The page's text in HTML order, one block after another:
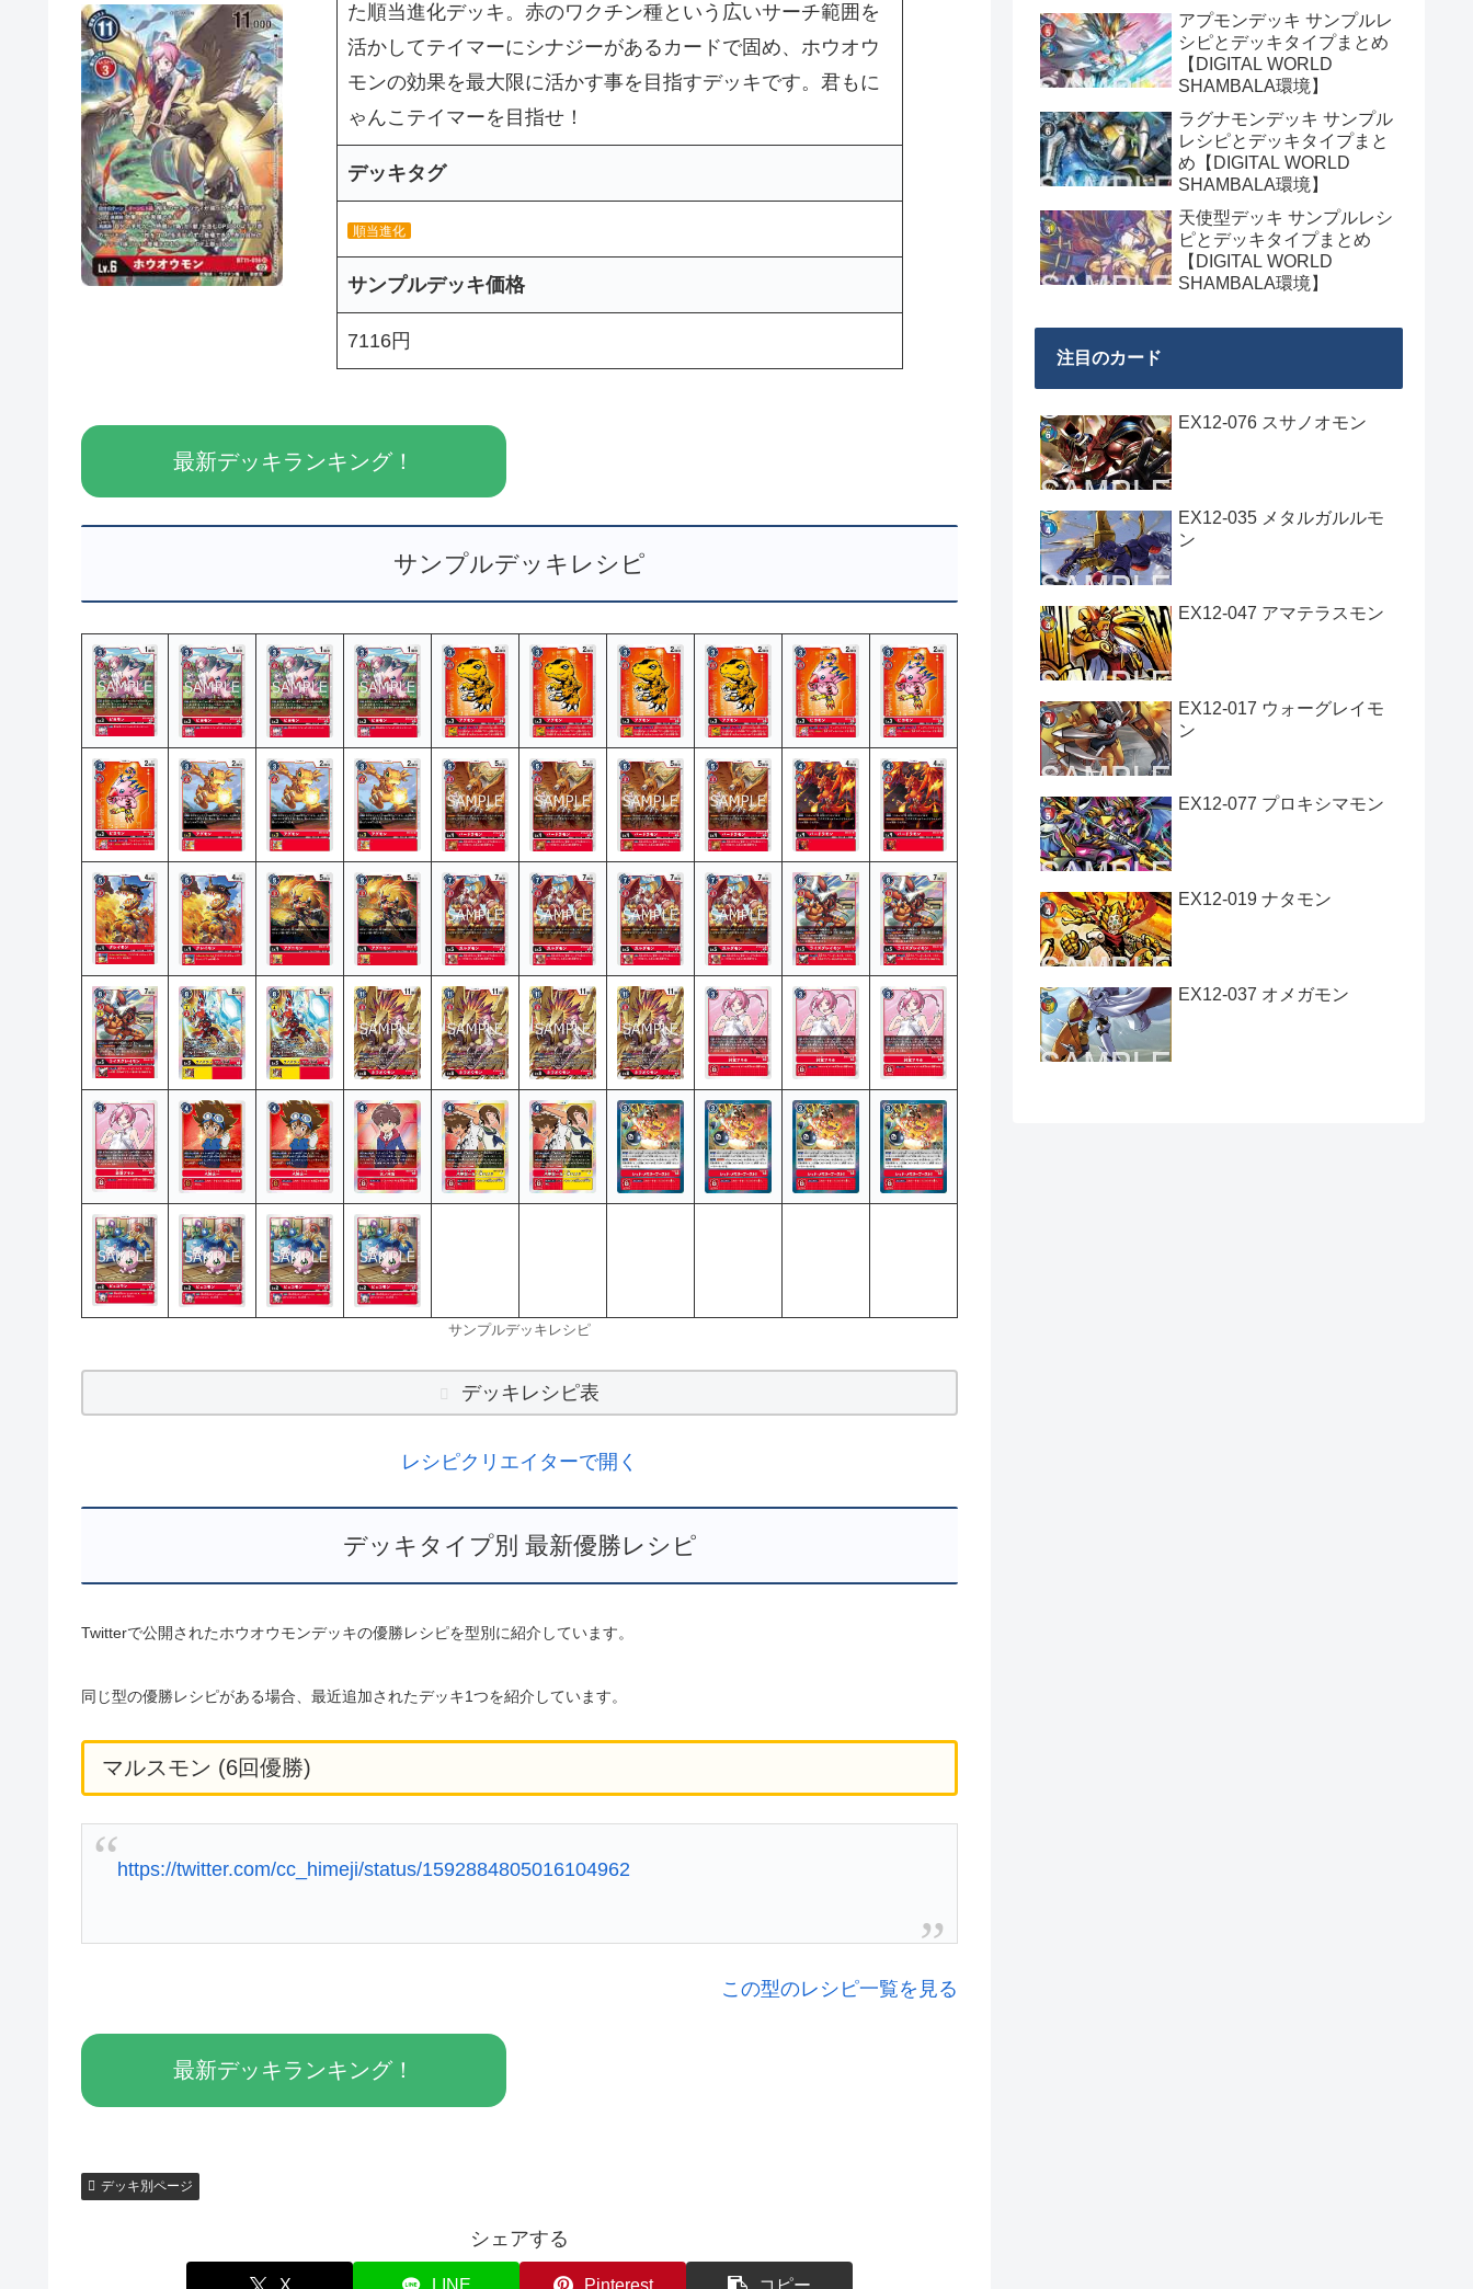
た順当進化デッキ。赤のワクチン種という広いサーチ範囲を
活かしてテイマーにシナジーがあるカードで固め、ホウオウ
モンの効果を最大限に活かす事を目指すデッキです。君もに
ゃんこテイマーを目指せ！
デッキタグ
順当進化
サンプルデッキ価格
7116円
最新デッキランキング！
サンプルデッキレシピ
サンプルデッキレシピ
デッキレシピ表
レシピクリエイターで開く
デッキタイプ別 最新優勝レシピ
Twitterで公開されたホウオウモンデッキの優勝レシピを型別に紹介しています。
同じ型の優勝レシピがある場合、最近追加されたデッキ1つを紹介しています。
マルスモン (6回優勝)
https://twitter.com/cc_himeji/status/1592884805016104962
この型のレシピ一覧を見る
最新デッキランキング！
デッキ別ページ
シェアする
アプモンデッキ サンプルレ
シピとデッキタイプまとめ
【DIGITAL WORLD
SHAMBALA環境】
ラグナモンデッキ サンプル
レシピとデッキタイプまと
め【DIGITAL WORLD
SHAMBALA環境】
天使型デッキ サンプルレシ
ピとデッキタイプまとめ
【DIGITAL WORLD
SHAMBALA環境】
注目のカード
EX12-076 スサノオモン
EX12-035 メタルガルルモ
ン
EX12-047 アマテラスモン
EX12-017 ウォーグレイモ
ン
EX12-077 プロキシマモン
EX12-019 ナタモン
EX12-037 オメガモン